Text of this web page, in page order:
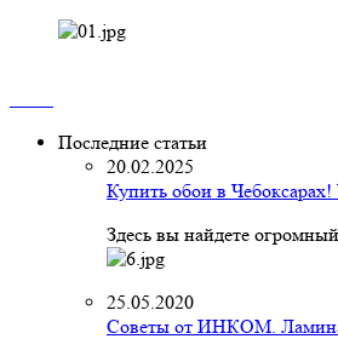
Последние статьи
20.02.2025
Купить обои в Чебоксарах!
Здесь вы найдете
25.05.2020
Советы от ИНКОМ.